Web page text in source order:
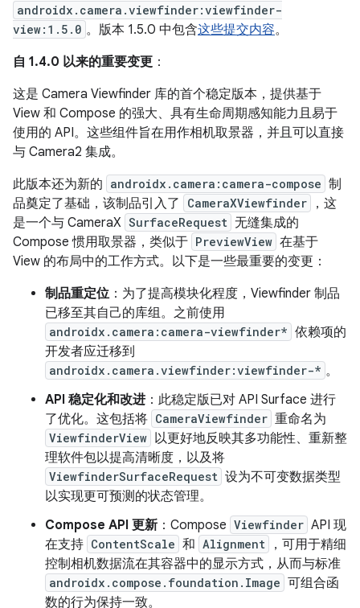
androidx.camera.viewfinder:viewfinder-
view:1.5.0 。版本 1.5.0 中包含这些提交内容。
自 1.4.0 以来的重要变更 ：
这是 Camera Viewfinder 库的首个稳定版本，提供基于
View 和 Compose 的强大、具有生命周期感知能力且易于
使用的 API。这些组件旨在用作相机取景器，并且可以直接
与 Camera2 集成。
此版本还为新的 androidx.camera:camera-compose 制
品奠定了基础，该制品引入了
CameraXViewfinder
，这
是一个与 CameraX SurfaceRequest 无缝集成的
Compose 惯用取景器，类似于 PreviewView 在基于
View 的布局中的工作方式。以下是一些最重要的变更：
制品重定位：为了提高模块化程度，Viewfinder 制品
已移至其自己的库组。之前使用
androidx.camera:camera-viewfinder* 依赖项的
开发者应迁移到
androidx.camera.viewfinder:viewfinder-* 。
API 稳定化和改进 ：此稳定版已对 API Surface 进行
了优化。这包括将 CameraViewfinder 重命名为
ViewfinderView 以更好地反映其多功能性、重新整
理软件包以提高清晰度，以及将
ViewfinderSurfaceRequest 设为不可变数据类型
以实现更可预测的状态管理。
Compose API 更新 ：Compose Viewfinder API 现
在支持 ContentScale 和 Alignment
，可用于精细
控制相机数据流在其容器中的显示方式，从而与标准
androidx.compose.foundation.Image 可组合函
数的行为保持一致。